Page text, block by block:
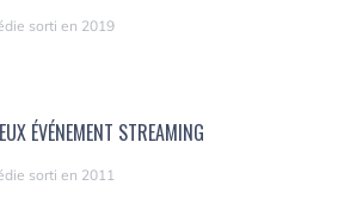
sorti en 2019
ÉVÉNEMENT STREAMING
sorti en 2011